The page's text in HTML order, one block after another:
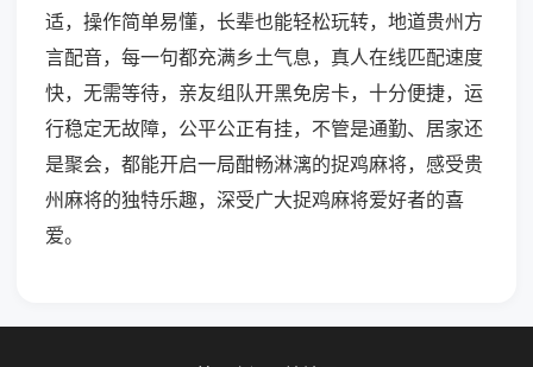
适，操作简单易懂，长辈也能轻松玩转，地道贵州方
言配音，每一句都充满乡土气息，真人在线匹配速度
快，无需等待，亲友组队开黑免房卡，十分便捷，运
行稳定无故障，公平公正有挂，不管是通勤、居家还
是聚会，都能开启一局酣畅淋漓的捉鸡麻将，感受贵
州麻将的独特乐趣，深受广大捉鸡麻将爱好者的喜
爱。